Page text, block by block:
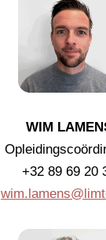
WIM
+32 89 69 20